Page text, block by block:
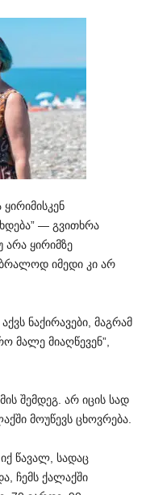
— გვითხრა
ყირიმზე
იმედი კი არ
ნაქირავები, მაგრამ
მალე მიაღწევენ”,
შემდეგ. არ იცის სად
მოუწევს ცხოვრება.
წავალ, სადაც
ჩემს ქალაქში